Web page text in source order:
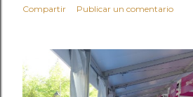
Compartir Publicar un comentario